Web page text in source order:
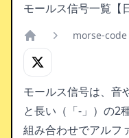
モールス信号一覧【
Home
morse-code
モールス信号は、音
と長い（「-」）の2
組み合わせでアルフ